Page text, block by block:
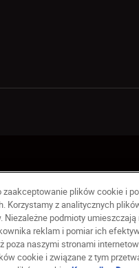
dotyczące
plików cookie i
z analitycznych
podmioty
reklam i pomiar ich
naszymi stronami
cookie i związane z tym